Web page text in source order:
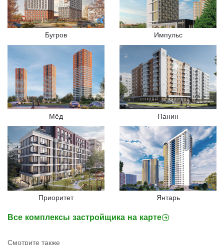
Бугров Импульс
Мёд Панин
Приоритет Янтарь
Все комплексы застройщика на карте
Смотрите также